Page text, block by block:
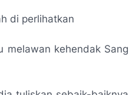
di perlihatkan
melawan kehendak Sang